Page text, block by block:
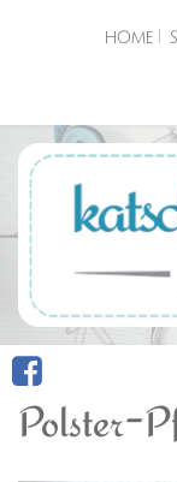
HOME
Polster-